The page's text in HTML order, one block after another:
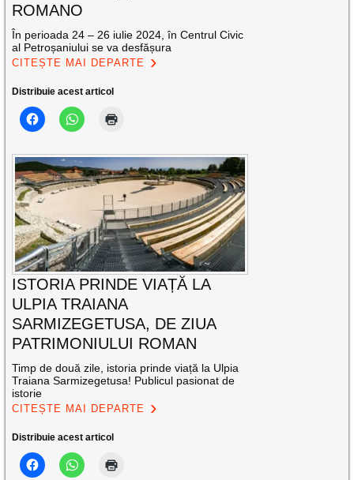
ROMANO
În perioada 24 – 26 iulie 2024, în Centrul Civic
al Petroșaniului se va desfășura
CITEȘTE MAI DEPARTE
Distribuie acest articol
ISTORIA PRINDE VIAȚĂ LA
ULPIA TRAIANA
SARMIZEGETUSA, DE ZIUA
PATRIMONIULUI ROMAN
Timp de două zile, istoria prinde viață la Ulpia
Traiana Sarmizegetusa! Publicul pasionat de
istorie
CITEȘTE MAI DEPARTE
Distribuie acest articol